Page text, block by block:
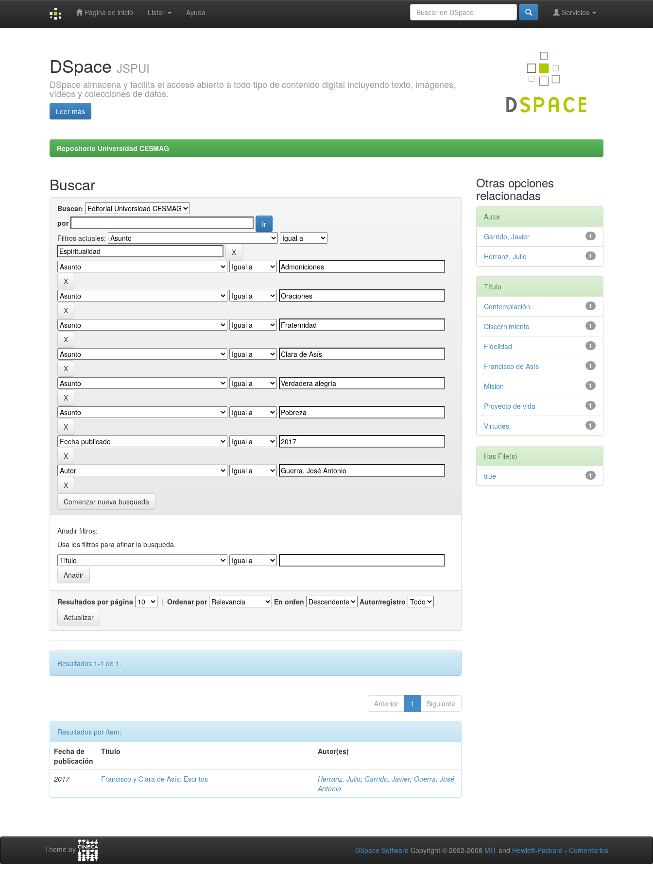
Página de inicio Listar Ayuda Servicios
DSpace JSPUI
DSpace almacena y facilita el acceso abierto a todo tipo de contenido digital incluyendo texto, imágenes,
vídeos y colecciones de datos.
Leer más
Repositorio Universidad CESMAG
Buscar
Buscar:
por
Filtros actuales:
Comenzar nueva busqueda
Añadir filtros:
Usa los filtros para afinar la busqueda.
Resultados por página | Ordenar por En orden Autor/registro
Resultados 1-1 de 1.
Anterior 1 Siguiente
Resultados por ítem:
Fecha de
publicación
Título Autor(es)
2017 Francisco y Clara de Asís: Escritos Herranz, Julio; Garrido, Javier; Guerra, José
Antonio
Otras opciones
relacionadas
Autor
1
Garrido, Javier
1
Herranz, Julio
Título
1
Contemplación
1
Discernimiento
1
Fidelidad
1
Francisco de Asís
1
Misión
1
Proyecto de vida
1
Virtudes
Has File(s)
1
true
Theme by DSpace Software Copyright © 2002-2008 MIT and Hewlett-Packard - Comentarios